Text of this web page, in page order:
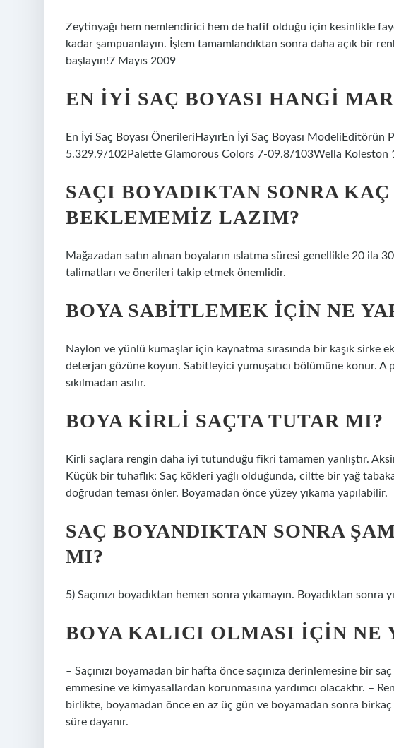
Zeytinyağı hem nemlendirici hem de hafif olduğu için kesinlikle
kadar şampuanlayın. İşlem tamamlandıktan sonra daha açık bir
başlayın!7 Mayıs 2009
EN IYI SAÇ BOYASI HANGI
En İyi Saç Boyası ÖnerileriHayırEn İyi Saç Boyası ModeliEditörün
5.329.9/102Palette Glamorous Colors 7-09.8/103Wella
SAÇI BOYADIKTAN SONRA
BEKLEMEMIZ LAZIM?
Mağazadan satın alınan boyaların ıslatma süresi genellikle 20 ila
talimatları ve önerileri takip etmek önemlidir.
BOYA SABITLEMEK IÇIN NE
Naylon ve yünlü kumaşlar için kaynatma sırasında bir kaşık sirke
deterjan gözüne koyun. Sabitleyici yumuşatıcı bölümüne konur. A
sıkılmadan asılır.
BOYA KIRLI SAÇTA TUTAR MI?
Kirli saçlara rengin daha iyi tutunduğu fikri tamamen yanlıştır.
Küçük bir tuhaflık: Saç kökleri yağlı olduğunda, ciltte bir yağ
doğrudan teması önler. Boyamadan önce yüzey yıkama yapılabilir.
SAÇ BOYANDIKTAN SONRA
MI?
5) Saçınızı boyadıktan hemen sonra yıkamayın. Boyadıktan
BOYA KALICI OLMASI IÇIN NE
– Saçınızı boyamadan bir hafta önce saçınıza derinlemesine bir
emmesine ve kimyasallardan korunmasına yardımcı olacaktır. –
birlikte, boyamadan önce en az üç gün ve boyamadan sonra birkaç
süre dayanır.